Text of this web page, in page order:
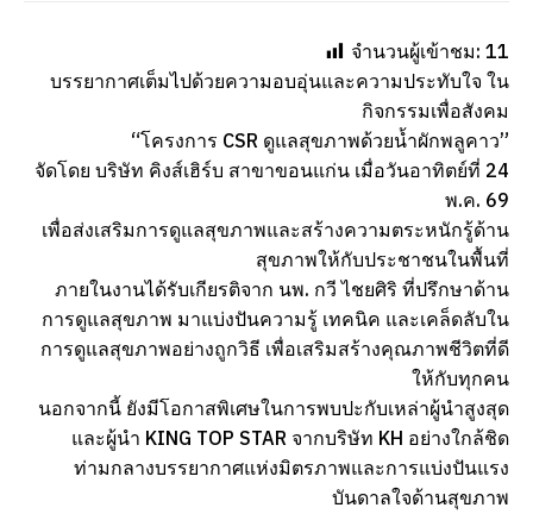
จำนวนผู้เข้าชม: 11
บรรยากาศเต็มไปด้วยความอบอุ่นและความประทับใจ ใน
กิจกรรมเพื่อสังคม
“โครงการ CSR ดูแลสุขภาพด้วยน้ำผักพลูคาว”
จัดโดย บริษัท คิงส์เฮิร์บ สาขาขอนแก่น เมื่อวันอาทิตย์ที่ 24
พ.ค. 69
เพื่อส่งเสริมการดูแลสุขภาพและสร้างความตระหนักรู้ด้าน
สุขภาพให้กับประชาชนในพื้นที่
ภายในงานได้รับเกียรติจาก นพ. กวี ไชยศิริ ที่ปรึกษาด้าน
การดูแลสุขภาพ มาแบ่งปันความรู้ เทคนิค และเคล็ดลับใน
การดูแลสุขภาพอย่างถูกวิธี เพื่อเสริมสร้างคุณภาพชีวิตที่ดี
ให้กับทุกคน
นอกจากนี้ ยังมีโอกาสพิเศษในการพบปะกับเหล่าผู้นำสูงสุด
และผู้นำ KING TOP STAR จากบริษัท KH อย่างใกล้ชิด
ท่ามกลางบรรยากาศแห่งมิตรภาพและการแบ่งปันแรง
บันดาลใจด้านสุขภาพ